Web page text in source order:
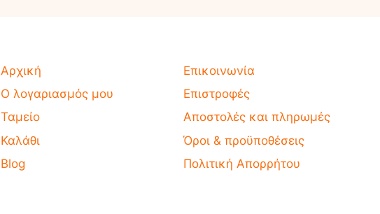
Αρχική
Ο λογαριασμός μου
Ταμείο
Καλάθι
Blog
Επικοινωνία
Επιστροφές
Αποστολές και πληρωμές
Όροι & προϋποθέσεις
Πολιτική Απορρήτου